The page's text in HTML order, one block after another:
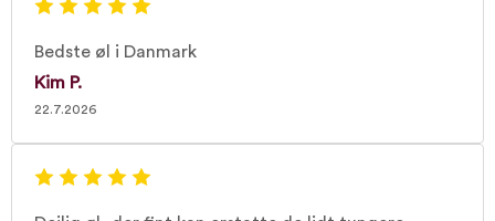
Bedste øl i Danmark
Kim P.
22.7.2026